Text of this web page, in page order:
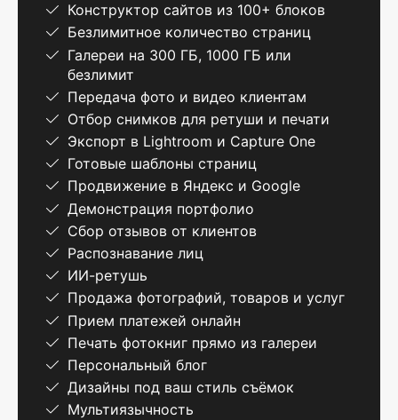
Конструктор сайтов из 100+ блоков
Безлимитное количество страниц
Галереи на 300 ГБ, 1000 ГБ или
безлимит
Передача фото и видео клиентам
Отбор снимков для ретуши и печати
Экспорт в Lightroom и Capture One
Готовые шаблоны страниц
Продвижение в Яндекс и Google
Демонстрация портфолио
Сбор отзывов от клиентов
Распознавание лиц
ИИ-ретушь
Продажа фотографий, товаров и услуг
Прием платежей онлайн
Печать фотокниг прямо из галереи
Персональный блог
Дизайны под ваш стиль съёмок
Мультиязычность